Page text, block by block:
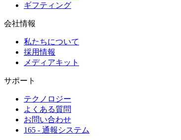
ギフティング
会社情報
私たちについて
採用情報
メディアキット
サポート
テクノロジー
よくある質問
お問い合わせ
165 - 通報システム